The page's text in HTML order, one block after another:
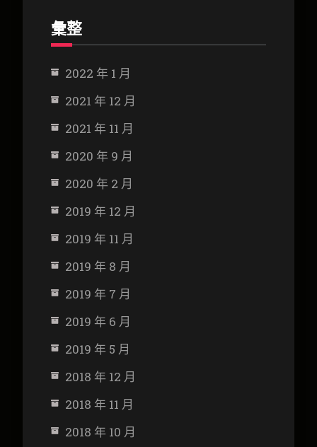
彙整
2022 年 1 月
2021 年 12 月
2021 年 11 月
2020 年 9 月
2020 年 2 月
2019 年 12 月
2019 年 11 月
2019 年 8 月
2019 年 7 月
2019 年 6 月
2019 年 5 月
2018 年 12 月
2018 年 11 月
2018 年 10 月